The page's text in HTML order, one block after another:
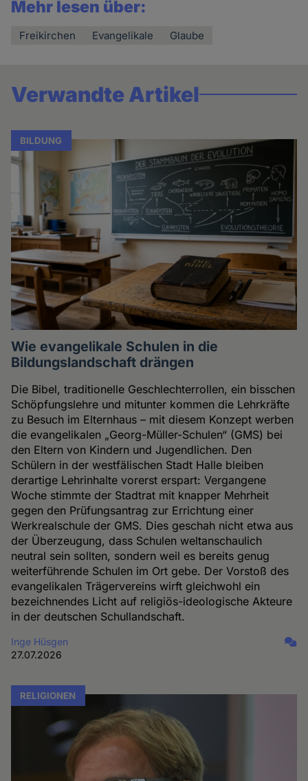
Mehr lesen über:
Freikirchen Evangelikale Glaube
Verwandte Artikel
BILDUNG
Wie evangelikale Schulen in die
Bildungslandschaft drängen
Die Bibel, traditionelle Geschlechterrollen, ein bisschen
Schöpfungslehre und mitunter kommen die Lehrkräfte
zu Besuch im Elternhaus – mit diesem Konzept werben
die evangelikalen „Georg-Müller-Schulen“ (GMS) bei
den Eltern von Kindern und Jugendlichen. Den
Schülern in der westfälischen Stadt Halle bleiben
derartige Lehrinhalte vorerst erspart: Vergangene
Woche stimmte der Stadtrat mit knapper Mehrheit
gegen den Prüfungsantrag zur Errichtung einer
Werkrealschule der GMS. Dies geschah nicht etwa aus
der Überzeugung, dass Schulen weltanschaulich
neutral sein sollten, sondern weil es bereits genug
weiterführende Schulen im Ort gebe. Der Vorstoß des
evangelikalen Trägervereins wirft gleichwohl ein
bezeichnendes Licht auf religiös-ideologische Akteure
in der deutschen Schullandschaft.
Inge Hüsgen
27.07.2026
RELIGIONEN